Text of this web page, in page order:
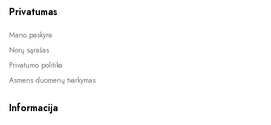
Privatumas
Mano paskyra
Norų sąrašas
Privatumo politika
Asmens duomenų tvarkymas
Informacija